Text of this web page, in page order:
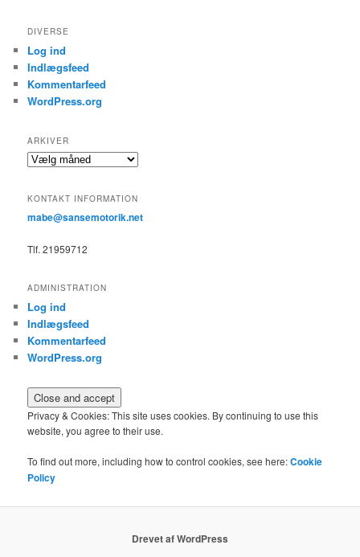
DIVERSE
Log ind
Indlægsfeed
Kommentarfeed
WordPress.org
ARKIVER
Arkiver
KONTAKT INFORMATION
mabe@sansemotorik.net
Tlf. 21959712
ADMINISTRATION
Log ind
Indlægsfeed
Kommentarfeed
WordPress.org
Privacy & Cookies: This site uses cookies. By continuing to use this
website, you agree to their use.
To find out more, including how to control cookies, see here:Cookie
Policy
Drevet af WordPress